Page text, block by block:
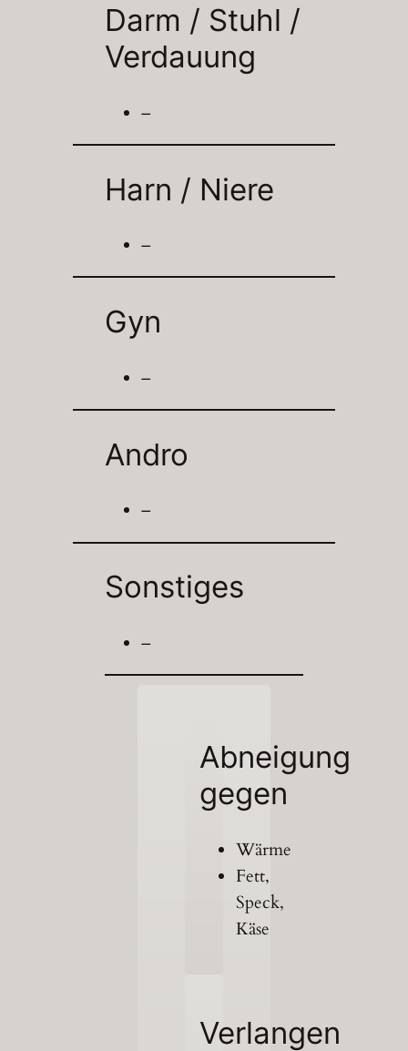
Darm / Stuhl /
Verdauung
–
Harn / Niere
–
Gyn
–
Andro
–
Sonstiges
–
Abneigung
gegen
Wärme
Fett,
Speck,
Käse
Verlangen